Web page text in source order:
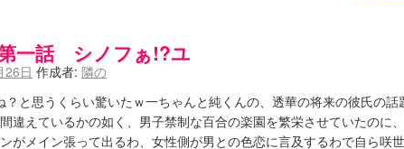
一話 シノフぁ!?ユ
26日 作成者: 隣の
？と思うくらい驚いたｗ一ちゃんと純くんの、透華の将来の彼氏の話
違えているかの如く、男子禁制な百合の楽園を繁栄させていたのに
がメイン張って出るわ、女性側が男との色恋に言及するわで自ら咲